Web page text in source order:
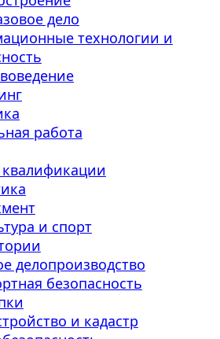
дело
технологии и
работа
и спорт
делопроизводство
безопасность
и кадастр